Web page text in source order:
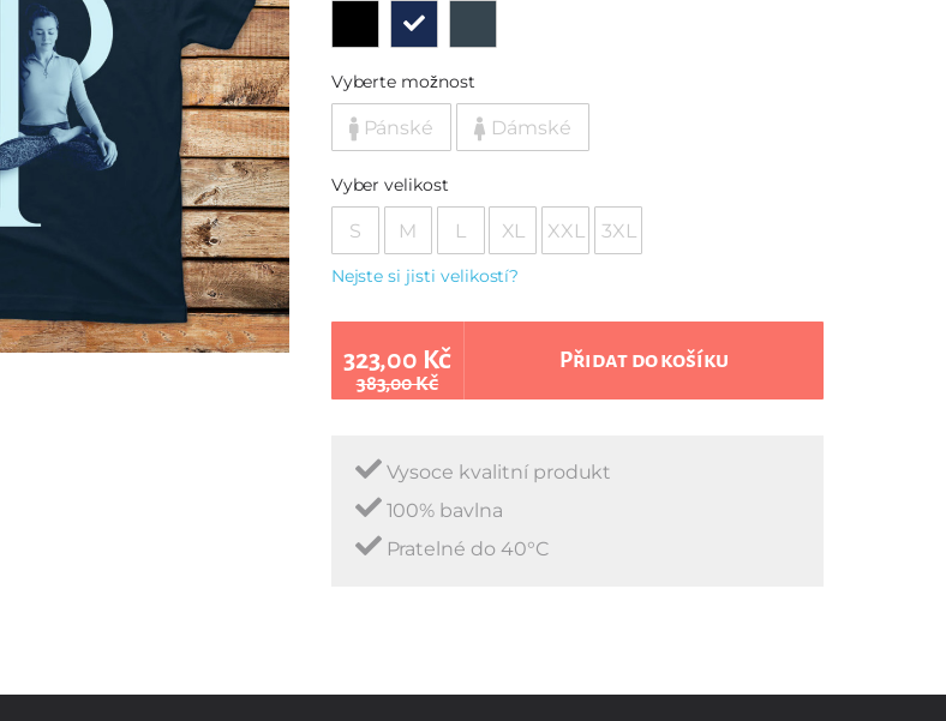
Vyberte možnost
Pánské Dámské
Vyber velikost
S M L XL XXL 3XL
Nejste si jisti velikostí?
323,00 Kč
383,00 Kč
Přidat do košíku
Vysoce kvalitní produkt
100% bavlna
Pratelné do 40°C